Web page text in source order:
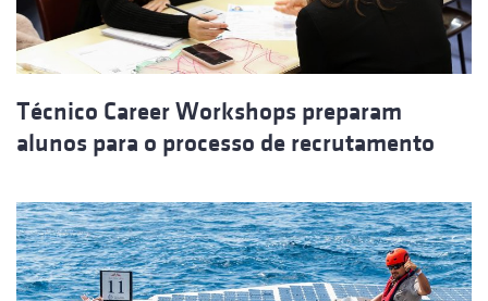
Técnico Career Workshops preparam
alunos para o processo de recrutamento